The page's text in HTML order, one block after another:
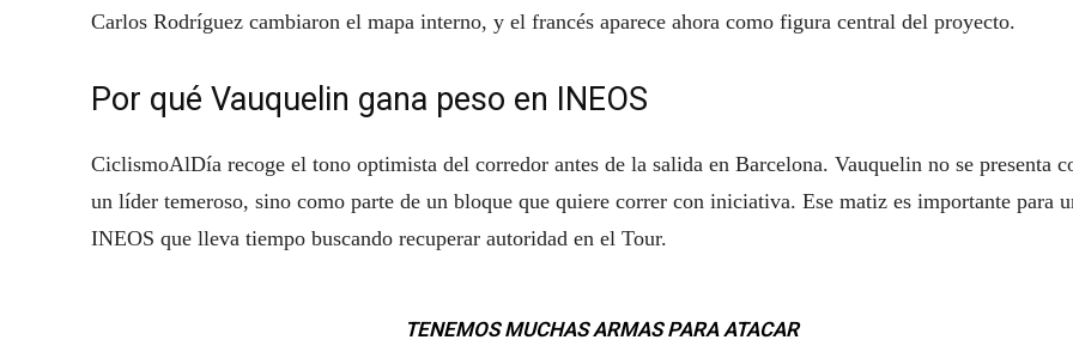
Carlos Rodríguez cambiaron el mapa interno, y el francés aparece ahora como figura central del proyecto.
Por qué Vauquelin gana peso en INEOS
CiclismoAlDía recoge el tono optimista del corredor antes de la salida en Barcelona. Vauquelin no se presenta
un líder temeroso, sino como parte de un bloque que quiere correr con iniciativa. Ese matiz es importante para
INEOS que lleva tiempo buscando recuperar autoridad en el Tour.
TENEMOS MUCHAS ARMAS PARA ATACAR